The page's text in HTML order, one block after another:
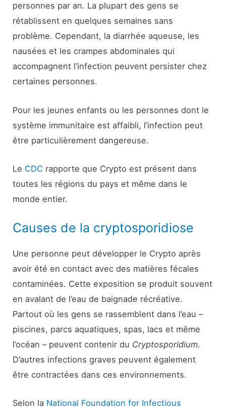
personnes par an. La plupart des gens se
rétablissent en quelques semaines sans
problème. Cependant, la diarrhée aqueuse, les
nausées et les crampes abdominales qui
accompagnent l’infection peuvent persister chez
certaines personnes.
Pour les jeunes enfants ou les personnes dont le
système immunitaire est affaibli, l’infection peut
être particulièrement dangereuse.
Le CDC rapporte que Crypto est présent dans
toutes les régions du pays et même dans le
monde entier.
Causes de la cryptosporidiose
Une personne peut développer le Crypto après
avoir été en contact avec des matières fécales
contaminées. Cette exposition se produit souvent
en avalant de l’eau de baignade récréative.
Partout où les gens se rassemblent dans l’eau –
piscines, parcs aquatiques, spas, lacs et même
l’océan – peuvent contenir du Cryptosporidium.
D’autres infections graves peuvent également
être contractées dans ces environnements.
Selon la National Foundation for Infectious